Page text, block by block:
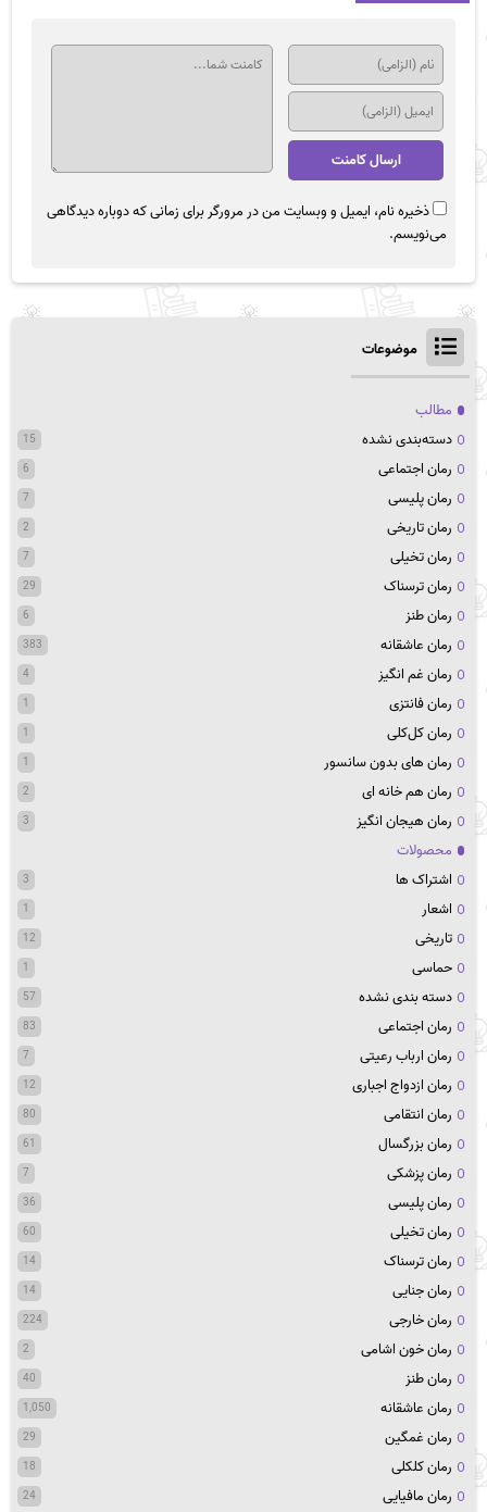
ذخیره نام، ایمیل و وبسایت من در مرورگر برای زمانی که دوباره دیدگاهی
می‌نویسم.
موضوعات
مطالب
دسته‌بندی نشده
15
رمان اجتماعی 6
رمان پلیسی 7
رمان تاریخی 2
رمان تخیلی 7
رمان ترسناک 29
رمان طنز 6
رمان عاشقانه 383
رمان غم انگیز 4
رمان فانتزی 1
رمان کل‌کلی 1
رمان های بدون سانسور 1
رمان هم خانه ای 2
رمان هیجان انگیز 3
محصولات
اشتراک ها
3
اشعار 1
تاریخی 12
حماسی 1
دسته بندی نشده 57
رمان اجتماعی 83
رمان ارباب رعیتی 7
رمان ازدواج اجباری 12
رمان انتقامی 80
رمان بزرگسال 61
رمان پزشکی 7
رمان پلیسی 36
رمان تخیلی 60
رمان ترسناک 14
رمان جنایی 14
رمان خارجی 224
رمان خون اشامی 2
رمان طنز 40
رمان عاشقانه 1,050
رمان غمگین 29
رمان کلکلی 18
رمان مافیایی 24